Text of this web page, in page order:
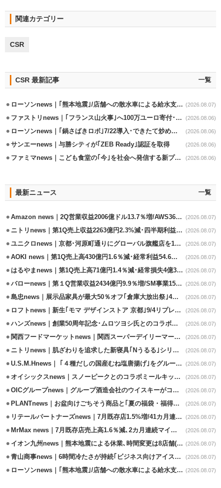
関連カテゴリー
CSR
CSR 最新記事 一覧
ローソンnews｜｢熊本地震｣/店舗への散水車による給水支援を開始 (2026.08.07)
ファストリnews｜｢フランス山火事｣へ100万ユーロ寄付･衣料5万点も提供 (2026.08.06)
ローソンnews｜｢鍋さばきロボ｣7/22導入･できたて炒めメニューを提供 (2026.08.06)
サンエーnews｜与勝シティが｢ZEB Ready｣認証を取得 (2026.08.06)
ファミマnews｜こども食堂の｢今｣を社会へ発信する新プロジェクト始動 (2026.08.06)
最新ニュース 一覧
Amazon news｜2Q営業収益2006億ドル13.7％増/AWS36.8％％増が貢献 (2026.08.07)
ニトリnews｜第1Q売上収益2263億円2.3%減･四半期利益1.4％減 (2026.08.07)
ユニクロnews｜京都･河原町通りにグローバル旗艦店を11/6開設 (2026.08.07)
AOKI news｜第1Q売上高430億円1.6％減･経常利益54.6％減 (2026.08.07)
はるやまnews｜第1Q売上高71億円1.4％減･経常損失4億3800万円 (2026.08.07)
バローnews｜第１Q営業収益2434億円9.9％増/SM事業15.5％増と絶好調 (2026.08.07)
島忠news｜展示品家具が最大50％オフ｢倉庫大放出祭｣4店舗限定で開催 (2026.08.07)
ロフトnews｜新生｢モマ デザインストア 京都｣9/4リプレイスオープン (2026.08.07)
ハンズnews｜創業50周年記念･ムロツヨシ氏とのコラボ企画｢ムロハンズ｣開催 (2026.08.07)
関西フードマーケットnews｜関西スーパーデイリーマート蒲生店8/7改装 (2026.08.07)
ニトリnews｜肌ざわりを追求した新寝具｢Nうるる｣シリーズを発売 (2026.08.07)
U.S.M.Hnews｜ ｢４種だしの国産むね塩唐揚げ｣をグループ610店で共同販促 (2026.08.07)
オイシックスnews｜スノーピークとのコラボミールキット8/13発売 (2026.08.07)
OICグループnews｜グループ酒造会社のウイスキーがコンペティション受賞 (2026.08.07)
PLANTnews｜お盆向けごちそう商品と｢夏の福袋・福得カート｣8/8から開催 (2026.08.07)
リテールパートナーズnews｜7月既存店1.5%増/41カ月連続増 (2026.08.07)
MrMax news｜7月既存店売上高1.6％減､2カ月連続マイナス (2026.08.07)
イオン九州news｜熊本地震による休業､時間変更は8店舗(8/7時点) (2026.08.07)
青山商事news｜6時間冷たさが持続｢ビジネス向けアイスベスト｣発売 (2026.08.07)
ローソンnews｜｢熊本地震｣/店舗への散水車による給水支援を開始 (2026.08.07)